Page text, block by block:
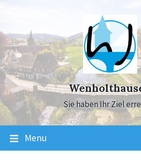
navigation
Sie haben Ihr Ziel
Menu